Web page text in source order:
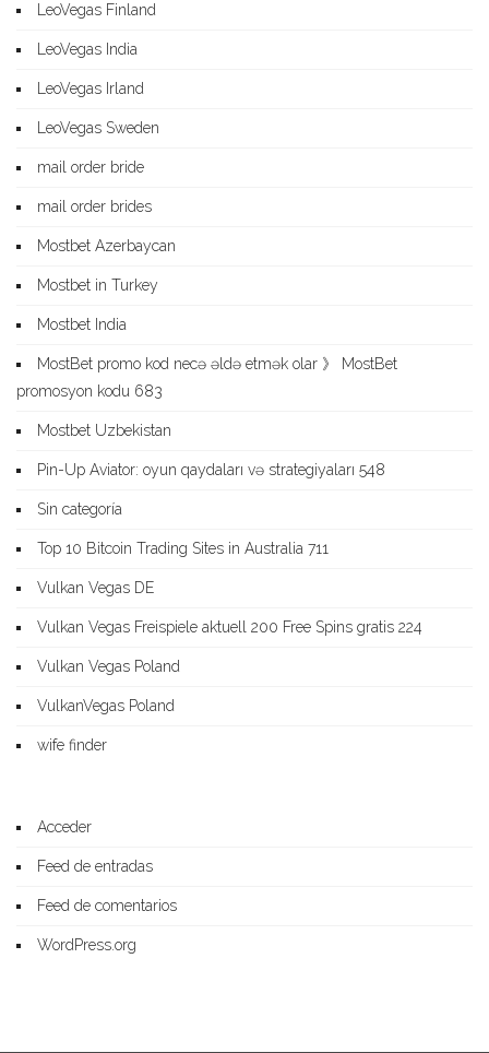
LeoVegas Finland
LeoVegas India
LeoVegas Irland
LeoVegas Sweden
mail order bride
mail order brides
Mostbet Azerbaycan
Mostbet in Turkey
Mostbet India
MostBet promo kod necə əldə etmək olar 》 MostBet
promosyon kodu 683
Mostbet Uzbekistan
Pin-Up Aviator: oyun qaydaları və strategiyaları 548
Sin categoría
Top 10 Bitcoin Trading Sites in Australia 711
Vulkan Vegas DE
Vulkan Vegas Freispiele aktuell 200 Free Spins gratis 224
Vulkan Vegas Poland
VulkanVegas Poland
wife finder
Acceder
Feed de entradas
Feed de comentarios
WordPress.org